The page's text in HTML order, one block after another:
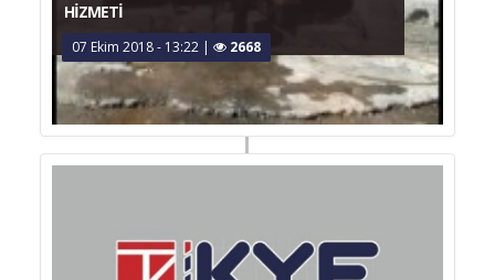
HIZMETI
07 Ekim 2018 - 13:22| 2668